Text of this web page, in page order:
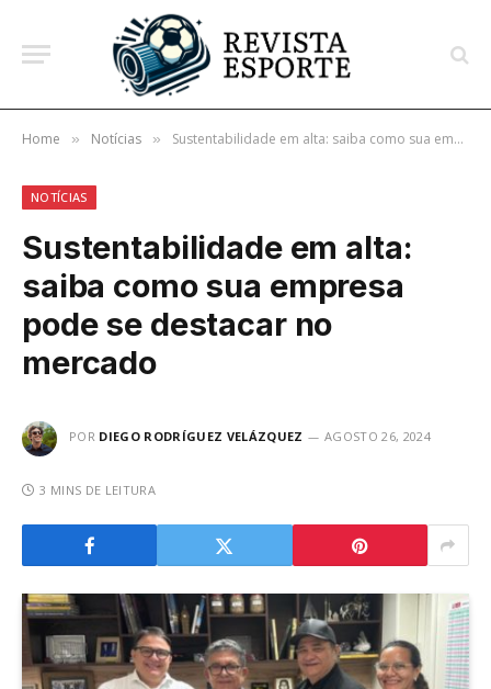
Home » Notícias » Sustentabilidade em alta: saiba como sua empresa pode se destacar no mercado
NOTÍCIAS
Sustentabilidade em alta:
saiba como sua empresa
pode se destacar no
mercado
POR DIEGO RODRÍGUEZ VELÁZQUEZ AGOSTO 26, 2024
3 MINS DE LEITURA